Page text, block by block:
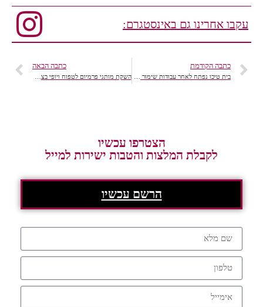
עקבו אחרינו גם באינסטגרם:
כתבה הקודמת כתבה הבאה
הצטרפו עכשיו
לקבלת המלצות והטבות ישירות למייל
הרשם עכשיו